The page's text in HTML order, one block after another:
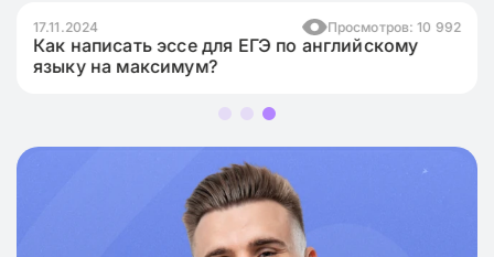
17.11.2024 Просмотров: 10 992
Как написать эссе для ЕГЭ по английскому
языку на максимум?